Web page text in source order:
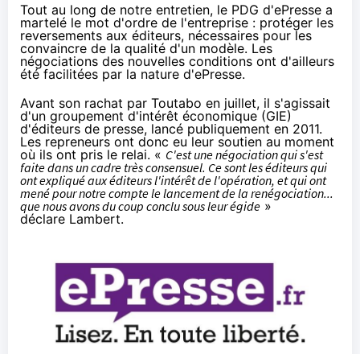
Tout au long de notre entretien, le PDG d'ePresse a
martelé le mot d'ordre de l'entreprise : protéger les
reversements aux éditeurs, nécessaires pour les
convaincre de la qualité d'un modèle. Les
négociations des nouvelles conditions ont d'ailleurs
été facilitées par la nature d'ePresse.
Avant son rachat par Toutabo en juillet, il s'agissait
d'un groupement d'intérêt économique (GIE)
d'éditeurs de presse, lancé publiquement en 2011.
Les repreneurs ont donc eu leur soutien au moment
où ils ont pris le relai. « C'est une négociation qui s'est
faite dans un cadre très consensuel. Ce sont les éditeurs qui
ont expliqué aux éditeurs l'intérêt de l'opération, et qui ont
mené pour notre compte le lancement de la renégociation...
que nous avons du coup conclu sous leur égide »
déclare Lambert.